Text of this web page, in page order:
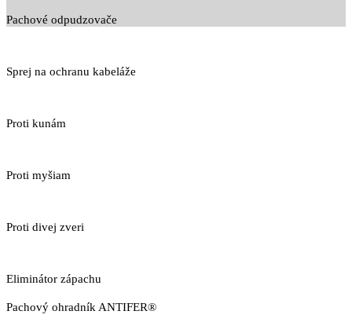
Pachové odpudzovače
Sprej na ochranu kabeláže
Proti kunám
Proti myšiam
Proti divej zveri
Eliminátor zápachu
Pachový ohradník ANTIFER®